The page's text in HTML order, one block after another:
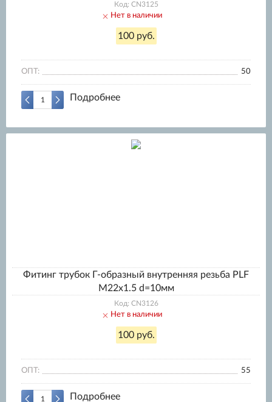
Код: CN3125
Нет в наличии
100 руб.
ОПТ: 50
Подробнее
Фитинг трубок Г-образный внутренняя резьба PLF
M22x1.5 d=10мм
Код: CN3126
Нет в наличии
100 руб.
ОПТ: 55
Подробнее